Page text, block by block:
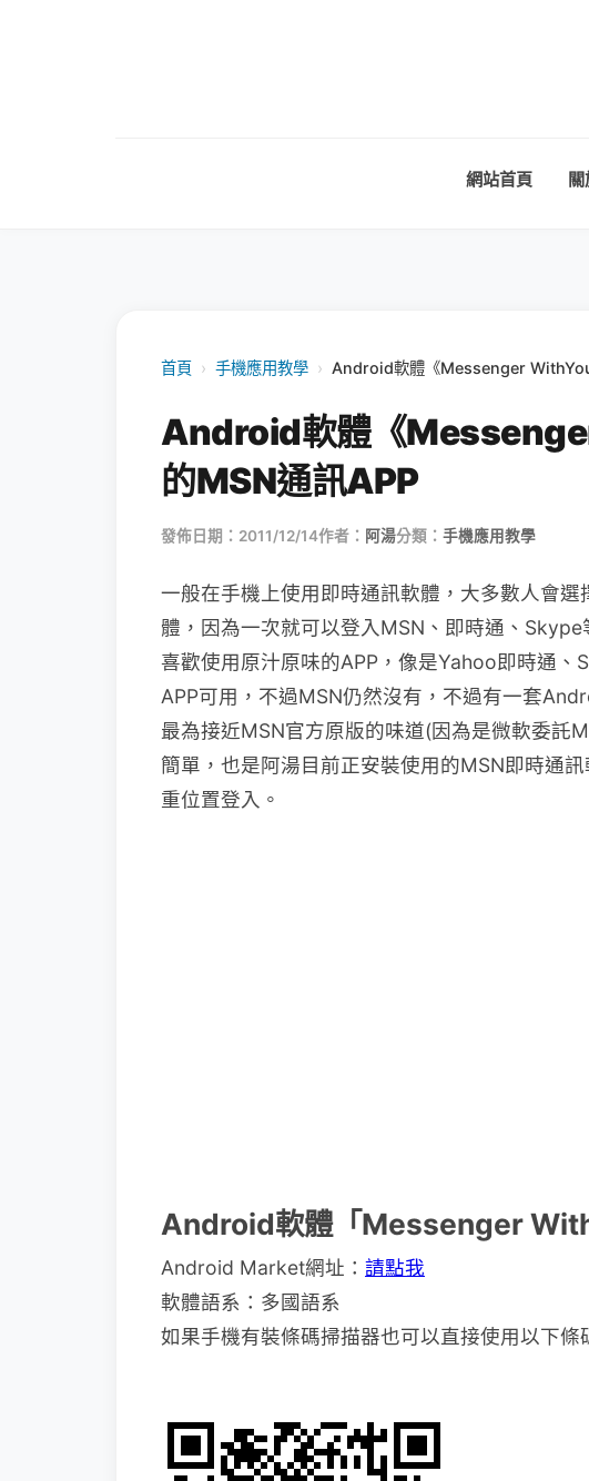
網站首頁 關
首頁 › 手機應用教學 › Android軟體《Messenger
Android軟體《
的MSN通訊APP
發佈日期：2011/12/14作者： 阿湯分類： 手機應用教學
一般在手機上使用即時通訊軟體，大多數人會
體，因為一次就可以登入MSN、即時通、
喜歡使用原汁原味的APP，像是Yahoo即時通
APP可用，不過MSN仍然沒有，不過有一套
最為接近MSN官方原版的味道(因為是微軟委託
簡單，也是阿湯目前正安裝使用的MSN即時通
重位置登入。
Android軟體「Messenger
Android Market網址： 請點我
軟體語系：多國語系
如果手機有裝條碼掃描器也可以直接使用以下條